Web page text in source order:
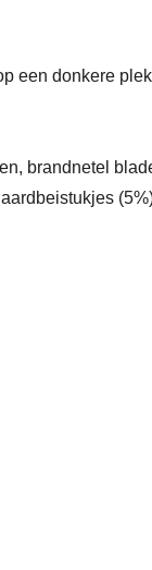
een donkere plek
brandnetel